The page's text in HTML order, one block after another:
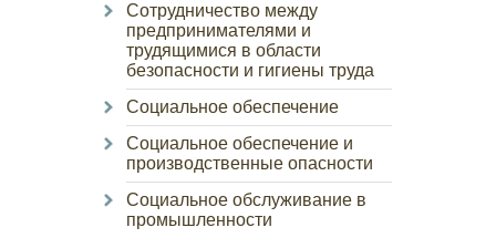
Сотрудничество между
предпринимателями и
трудящимися в области
безопасности и гигиены труда
Социальное обеспечение
Социальное обеспечение и
производственные опасности
Социальное обслуживание в
промышленности